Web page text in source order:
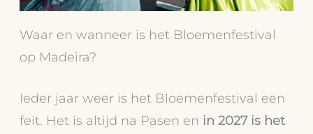
Waar en wanneer is het Bloemenfestival
op Madeira?
Ieder jaar weer is het Bloemenfestival een
feit. Het is altijd na Pasen en in 2027 is het